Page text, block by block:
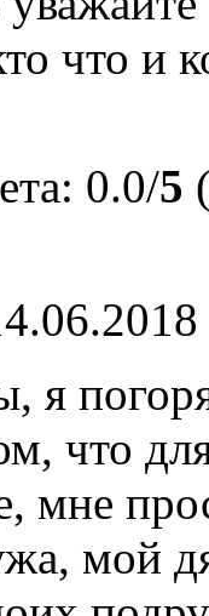
что и
0.0/5
я
что
мне
мой